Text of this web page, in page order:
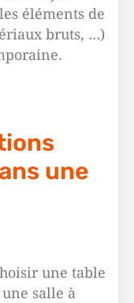
éléments de
bruts, …)
une
une table
salle à